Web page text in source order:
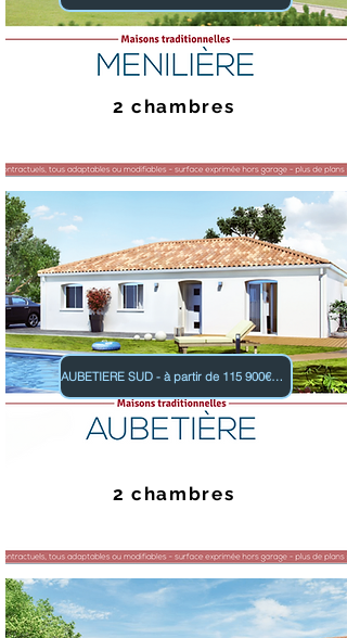
2 chambres
AUBETIERE SUD - à partir de 115 900€ TTC
2 chambres